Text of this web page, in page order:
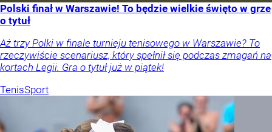
Polski finał w Warszawie! To będzie wielkie święto w grze
o tytuł
Aż trzy Polki w finale turnieju tenisowego w Warszawie? To
rzeczywiście scenariusz, który spełnił się podczas zmagań na
kortach Legii. Gra o tytuł już w piątek!
TenisSport